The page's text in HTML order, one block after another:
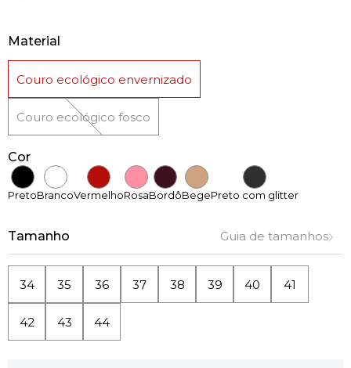
Material
Couro ecológico envernizado
Couro ecológico fosco
Cor
PretoBrancoVermelhoRosaBordôBegePreto com glitter
Tamanho Guia de tamanhos
34 35 36 37 38 39 40 41
42 43 44